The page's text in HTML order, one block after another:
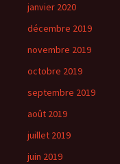
janvier 2020
décembre 2019
novembre 2019
octobre 2019
septembre 2019
août 2019
juillet 2019
juin 2019